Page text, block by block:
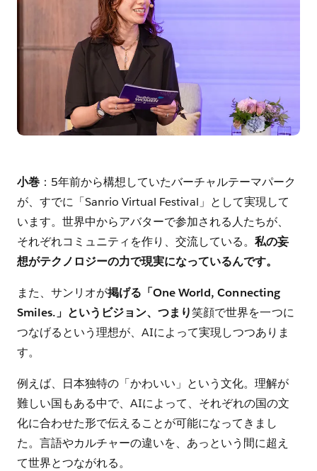
小巻 ：5年前から構想していたバーチャルテーマパーク
が、すでに「Sanrio Virtual Festival」として実現して
います。世界中からアバターで参加される人たちが、
それぞれコミュニティを作り、交流している。私の妄
想がテクノロジーの力で現実になっているんです。
また、サンリオが掲げる「One World, Connecting
Smiles.」というビジョン、つまり笑顔で世界を一つに
つなげるという理想が、AIによって実現しつつありま
す。
例えば、日本独特の「かわいい」という文化。理解が
難しい国もある中で、AIによって、それぞれの国の文
化に合わせた形で伝えることが可能になってきまし
た。言語やカルチャーの違いを、あっという間に超え
て世界とつながれる。